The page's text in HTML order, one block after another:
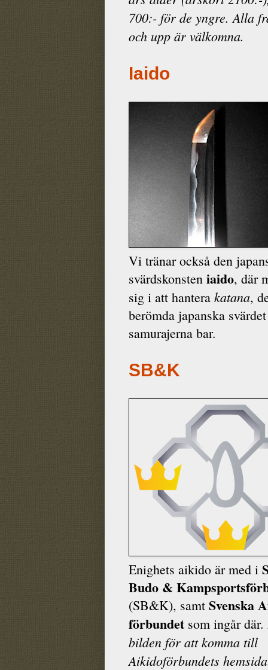
700:- för de yngre. Alla
och upp är välkomna.
Iaido
Vi tränar också den
svärdskonsten iaido, där
sig i att hantera katana,
berömda japanska
samurajerna bar.
SB&K
Enighets aikido är med i
Budo &
(SB&K), samt Svenska
förbundet som ingår där.
bilden för att komma till
Aikidoförbundets